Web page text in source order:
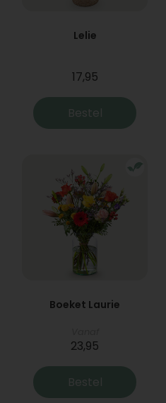
Lelie
17,95
Bestel
Boeket Laurie
23,95
Bestel